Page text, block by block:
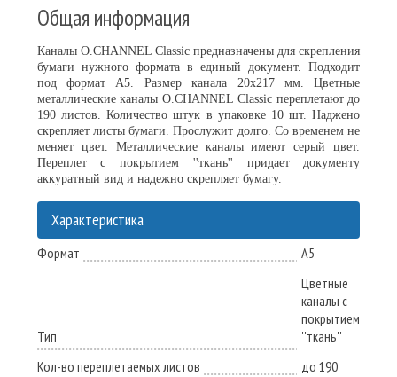
Общая информация
Каналы O.CHANNEL Classic предназначены для скрепления
бумаги нужного формата в единый документ. Подходит
под формат А5. Размер канала 20х217 мм. Цветные
металлические каналы O.CHANNEL Classic переплетают до
190 листов. Количество штук в упаковке 10 шт. Наджено
скрепляет листы бумаги. Прослужит долго. Со временем не
меняет цвет. Металлические каналы имеют серый цвет.
Переплет с покрытием ''ткань'' придает документу
аккуратный вид и надежно скрепляет бумагу.
Характеристика
Формат А5
Тип
Цветные
каналы с
покрытием
''ткань''
Кол-во переплетаемых листов
до 190